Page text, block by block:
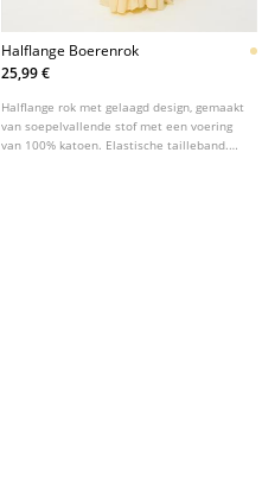
Halflange Boerenrok
25,99 €
Halflange rok met gelaagd design, gemaakt
van soepelvallende stof met een voering
van 100% katoen. Elastische tailleband.